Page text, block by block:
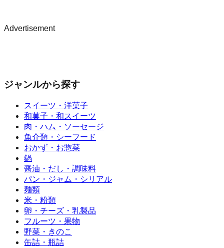
Advertisement
ジャンルから探す
スイーツ・洋菓子
和菓子・和スイーツ
肉・ハム・ソーセージ
魚介類・シーフード
おかず・お惣菜
鍋
醤油・だし・調味料
パン・ジャム・シリアル
麺類
米・粉類
卵・チーズ・乳製品
フルーツ・果物
野菜・きのこ
缶詰・瓶詰